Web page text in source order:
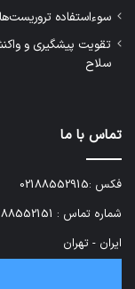
سوءاستفاده
تقویت پیشگیری و
سلاح
تماس با ما
فکس :02188552915
شماره تماس : 02188552151 - 02188552915 - 02188552536
ایران - تهران